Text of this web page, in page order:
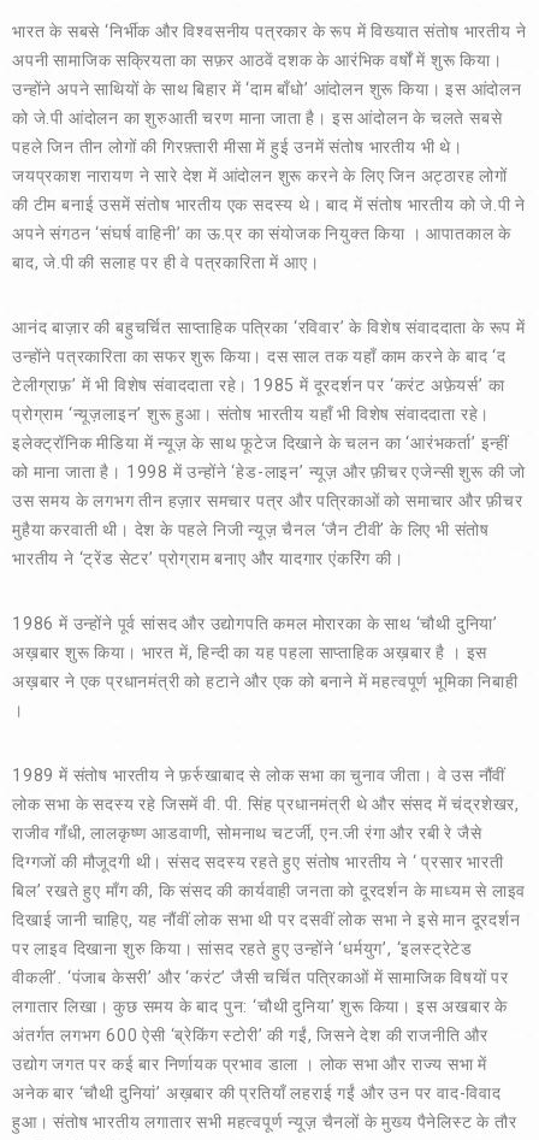
भारत के सबसे ‘निर्भीक और विश्वसनीय पत्रकार के रूप में विख्यात संतोष भारतीय ने
अपनी सामाजिक सक्रियता का सफ़र आठवें दशक के आरंभिक वर्षों में शुरू किया।
उन्होंने अपने साथियों के साथ बिहार में ‘दाम बाँधो’ आंदोलन शुरू किया। इस आंदोलन
को जे.पी आंदोलन का शुरुआती चरण माना जाता है। इस आंदोलन के चलते सबसे
पहले जिन तीन लोगों की गिरफ़्तारी मीसा में हुई उनमें संतोष भारतीय भी थे।
जयप्रकाश नारायण ने सारे देश में आंदोलन शुरू करने के लिए जिन अट्ठारह लोगों
की टीम बनाई उसमें संतोष भारतीय एक सदस्य थे। बाद में संतोष भारतीय को जे.पी ने
अपने संगठन ‘संघर्ष वाहिनी’ का ऊ.प्र का संयोजक नियुक्त किया । आपातकाल के
बाद, जे.पी की सलाह पर ही वे पत्रकारिता में आए।
आनंद बाज़ार की बहुचर्चित साप्ताहिक पत्रिका ‘रविवार’ के विशेष संवाददाता के रूप में
उन्होंने पत्रकारिता का सफर शुरू किया। दस साल तक यहाँ काम करने के बाद ‘द
टेलीग्राफ़’ में भी विशेष संवाददाता रहे। 1985 में दूरदर्शन पर ‘करंट अफ़ेयर्स’ का
प्रोग्राम ‘न्यूज़लाइन’ शुरू हुआ। संतोष भारतीय यहाँ भी विशेष संवाददाता रहे।
इलेक्ट्रॉनिक मीडिया में न्यूज़ के साथ फूटेज दिखाने के चलन का ‘आरंभकर्ता’ इन्हीं
को माना जाता है। 1998 में उन्होंने ‘हेड-लाइन’ न्यूज़ और फ़ीचर एजेन्सी शुरू की जो
उस समय के लगभग तीन हज़ार समचार पत्र और पत्रिकाओं को समाचार और फ़ीचर
मुहैया करवाती थी। देश के पहले निजी न्यूज़ चैनल ‘जैन टीवी’ के लिए भी संतोष
भारतीय ने ‘ट्रेंड सेटर’ प्रोग्राम बनाए और यादगार एंकरिंग की।
1986 में उन्होंने पूर्व सांसद और उद्योगपति कमल मोरारका के साथ ‘चौथी दुनिया’
अख़बार शुरू किया। भारत में, हिन्दी का यह पहला साप्ताहिक अख़बार है । इस
अख़बार ने एक प्रधानमंत्री को हटाने और एक को बनाने में महत्वपूर्ण भूमिका निबाही
।
1989 में संतोष भारतीय ने फ़र्रुखाबाद से लोक सभा का चुनाव जीता। वे उस नौंवीं
लोक सभा के सदस्य रहे जिसमें वी. पी. सिंह प्रधानमंत्री थे और संसद में चंद्रशेखर,
राजीव गाँधी, लालकृष्ण आडवाणी, सोमनाथ चटर्जी, एन.जी रंगा और रबी रे जैसे
दिग्गजों की मौजूदगी थी। संसद सदस्य रहते हुए संतोष भारतीय ने ‘ प्रसार भारती
बिल’ रखते हुए माँग की, कि संसद की कार्यवाही जनता को दूरदर्शन के माध्यम से लाइव
दिखाई जानी चाहिए, यह नौंवीं लोक सभा थी पर दसवीं लोक सभा ने इसे मान दूरदर्शन
पर लाइव दिखाना शुरु किया। सांसद रहते हुए उन्होंने ‘धर्मयुग’, ‘इलस्ट्रेटेड
वीकली’. ‘पंजाब केसरी’ और ‘करंट’ जैसी चर्चित पत्रिकाओं में सामाजिक विषयों पर
लगातार लिखा। कुछ समय के बाद पुन: ‘चौथी दुनिया’ शुरू किया। इस अखबार के
अंतर्गत लगभग 600 ऐसी ‘ब्रेकिंग स्टोरी’ की गईं, जिसने देश की राजनीति और
उद्योग जगत पर कई बार निर्णायक प्रभाव डाला । लोक सभा और राज्य सभा में
अनेक बार ‘चौथी दुनियां’ अख़बार की प्रतियाँ लहराई गईं और उन पर वाद-विवाद
हुआ। संतोष भारतीय लगातार सभी महत्वपूर्ण न्यूज़ चैनलों के मुख्य पैनेलिस्ट के तौर